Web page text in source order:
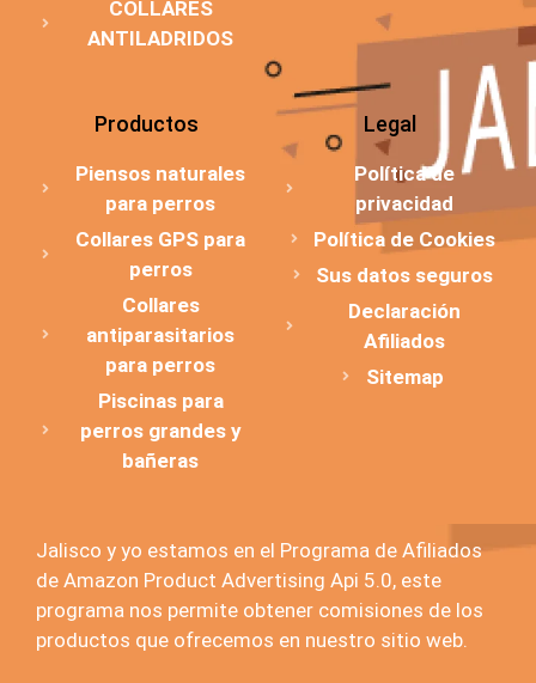
COLLARES
ANTILADRIDOS
Productos
Piensos naturales
para perros
Collares GPS para
perros
Collares
antiparasitarios
para perros
Piscinas para
perros grandes y
bañeras
Legal
Política de
privacidad
Política de Cookies
Sus datos seguros
Declaración
Afiliados
Sitemap
Jalisco y yo estamos en el Programa de Afiliados
de Amazon Product Advertising Api 5.0, este
programa nos permite obtener comisiones de los
productos que ofrecemos en nuestro sitio web.